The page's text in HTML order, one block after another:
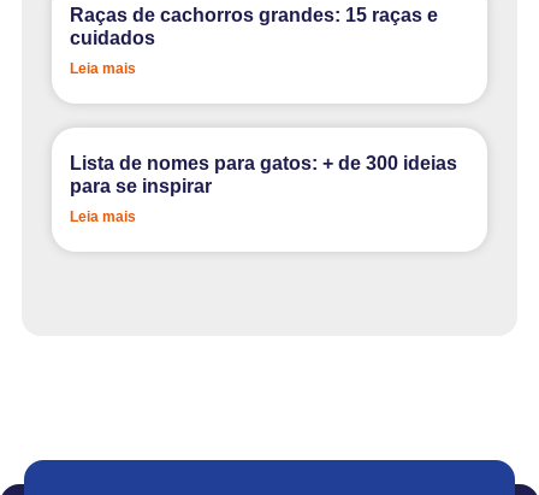
Raças de cachorros grandes: 15 raças e
cuidados
Leia mais
Lista de nomes para gatos: + de 300 ideias
para se inspirar
Leia mais